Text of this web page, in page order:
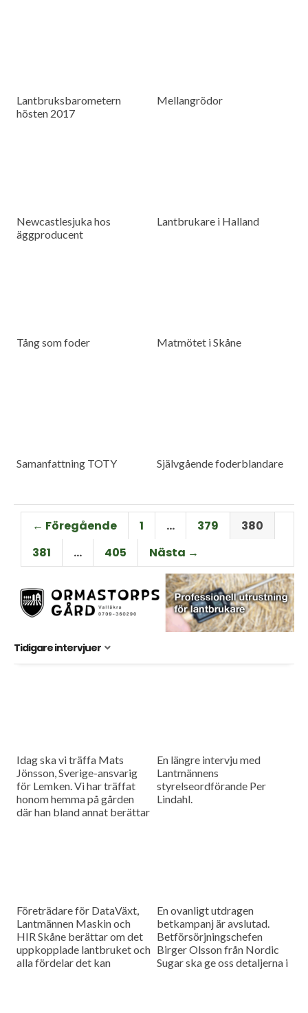
Lantbruksbarometern
hösten 2017
Mellangrödor
Newcastlesjuka hos
äggproducent
Lantbrukare i Halland
Tång som foder Matmötet i Skåne
Samanfattning TOTY Självgående foderblandare
← Föregående 1 … 379
380
381
… 405 Nästa →
Tidigare intervjuer
Idag ska vi träffa Mats
Jönsson, Sverige-ansvarig
för Lemken. Vi har träffat
honom hemma på gården
där han bland annat berättar
En längre intervju med
Lantmännens
styrelseordförande Per
Lindahl.
Företrädare för DataVäxt,
Lantmännen Maskin och
HIR Skåne berättar om det
uppkopplade lantbruket och
alla fördelar det kan
En ovanligt utdragen
betkampanj är avslutad.
Betförsörjningschefen
Birger Olsson från Nordic
Sugar ska ge oss detaljerna i